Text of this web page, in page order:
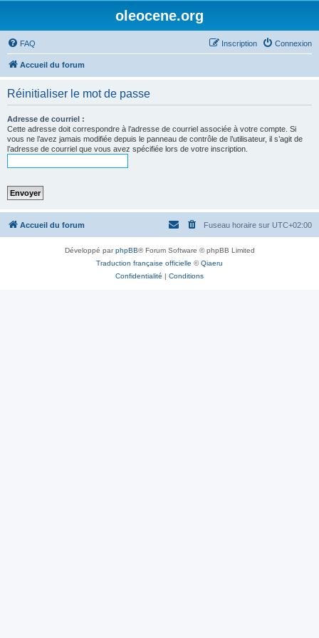
oleocene.org
FAQ Connexion
Inscription
Accueil du forum
Réinitialiser le mot de passe
Adresse de courriel :
Cette adresse doit correspondre à l’adresse de courriel associée à votre compte. Si
vous ne l’avez jamais modifiée depuis le panneau de contrôle de l’utilisateur, il s’agit de
l’adresse de courriel que vous avez spécifiée lors de votre inscription.
Accueil du forum Fuseau horaire sur UTC+02:00
Développé parphpBB® Forum Software © phpBB Limited
Traduction française officielle ©Qiaeru
Confidentialité | Conditions